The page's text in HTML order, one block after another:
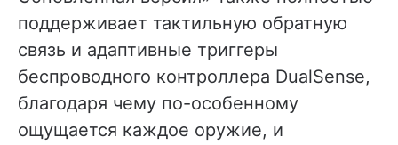
поддерживает тактильную обратную
связь и адаптивные триггеры
беспроводного контроллера DualSense,
благодаря чему по-особенному
ощущается каждое оружие, и